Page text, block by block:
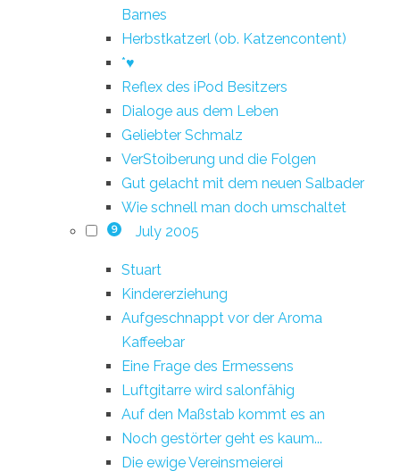
Barnes
Herbstkatzerl (ob. Katzencontent)
*♥
Reflex des iPod Besitzers
Dialoge aus dem Leben
Geliebter Schmalz
VerStoiberung und die Folgen
Gut gelacht mit dem neuen Salbader
Wie schnell man doch umschaltet
9 July 2005
Stuart
Kindererziehung
Aufgeschnappt vor der Aroma
Kaffeebar
Eine Frage des Ermessens
Luftgitarre wird salonfähig
Auf den Maßstab kommt es an
Noch gestörter geht es kaum...
Die ewige Vereinsmeierei